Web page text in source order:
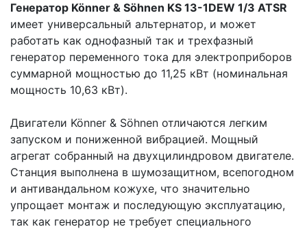
Генератор Könner & Söhnen KS 13-1DEW 1/3 ATSR
имеет универсальный альтернатор, и может
работать как однофазный так и трехфазный
генератор переменного тока для электроприборов
суммарной мощностью до 11,25 кВт (номинальная
мощность 10,63 кВт).
Двигатели Könner & Söhnen отличаются легким
запуском и пониженной вибрацией. Мощный
агрегат собранный на двухцилиндровом двигателе.
Станция выполнена в шумозащитном, всепогодном
и антивандальном кожухе, что значительно
упрощает монтаж и последующую эксплуатацию,
так как генератор не требует специального